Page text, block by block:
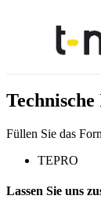
Füllen Sie das
TEPRO
Lassen Sie uns